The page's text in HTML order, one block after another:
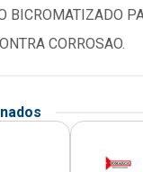
BICROMATIZADO
CORROSAO.